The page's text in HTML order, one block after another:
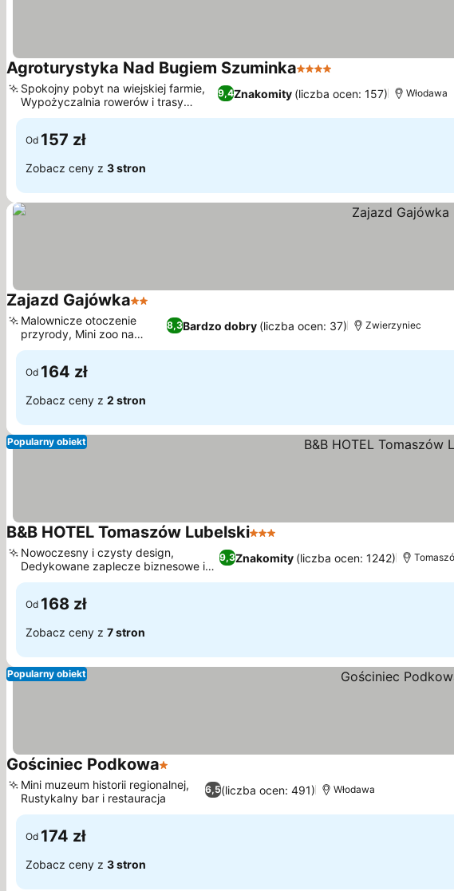
Agroturystyka Nad Bugiem Szuminka4 Kategoria
9,4Znakomity (liczba ocen: 157)
Spokojny pobyt na wiejskiej farmie,
Wypożyczalnia rowerów i trasy
rowerowe
Włodawa
Od 157 zł
Zobacz ceny z 3 stron
Zajazd Gajówka2 Kategoria
8,3Bardzo dobry (liczba ocen: 37)
Malownicze otoczenie
przyrody, Mini zoo na
miejscu
Zwierzyniec
Od 164 zł
Zobacz ceny z 2 stron
Popularny obiekt
B&B HOTEL Tomaszów Lubelski3 Kategoria
9,3Znakomity (liczba ocen: 1242)
Nowoczesny i czysty design,
Dedykowane zaplecze biznesowe i
konferencyjne
Od 168 zł
Zobacz ceny z 7 stron
Popularny obiekt
Gościniec Podkowa1 Kategoria
6,5(liczba ocen: 491)
Mini muzeum historii regionalnej,
Rustykalny bar i restauracja
Włodawa
Od 174 zł
Zobacz ceny z 3 stron